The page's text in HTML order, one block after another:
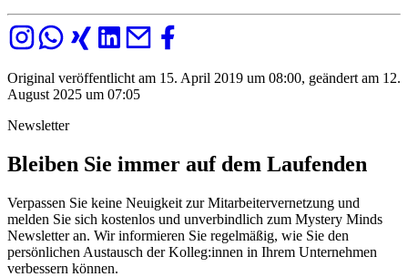
Original veröffentlicht am 15. April 2019 um 08:00, geändert am 12.
August 2025 um 07:05
Newsletter
Bleiben Sie immer auf dem Laufenden
Verpassen Sie keine Neuigkeit zur Mitarbeitervernetzung und
melden Sie sich kostenlos und unverbindlich zum Mystery Minds
Newsletter an. Wir informieren Sie regelmäßig, wie Sie den
persönlichen Austausch der Kolleg:innen in Ihrem Unternehmen
verbessern können.